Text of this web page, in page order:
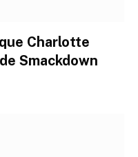
Charlotte
Smackdown